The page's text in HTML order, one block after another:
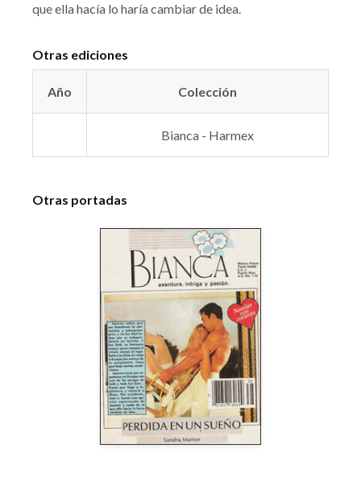
que ella hacía lo haría cambiar de idea.
Otras ediciones
Año Colección
Bianca - Harmex
Otras portadas